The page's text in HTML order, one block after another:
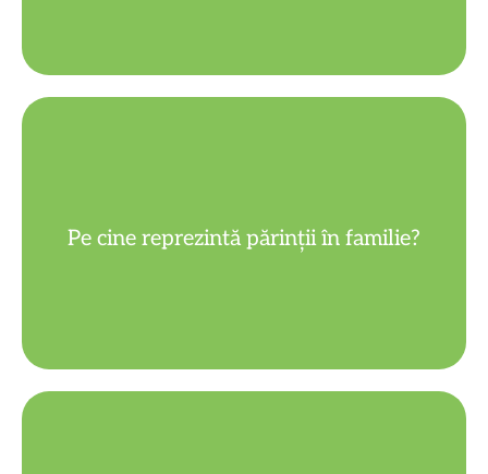
Pe cine reprezintă părinții în familie?
Pe Dumnezeu.